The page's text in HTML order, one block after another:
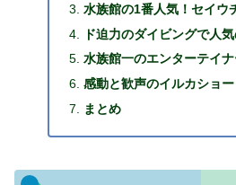
水族館の1番人気！セイウ
ド迫力のダイビングで人
水族館一のエンターテイ
感動と歓声のイルカショー
まとめ